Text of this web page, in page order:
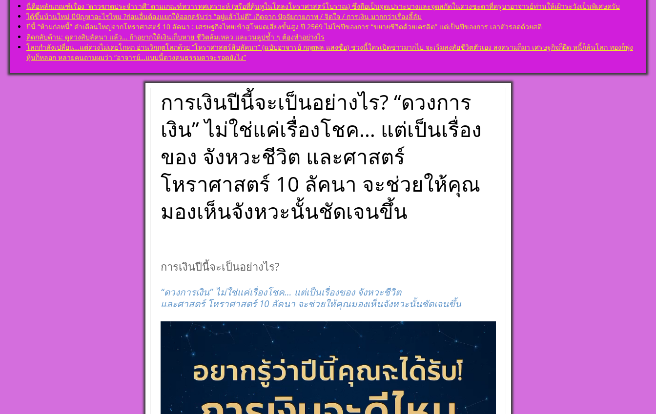
โ ห ร า ส า ด (ฉบับ
เรียนรู้โดยไม่ต้องถาม)
โดย สอ้าน นาคเพชร
พูล(สีดิน) บทที่ ๙ ดวง
ปรเกษตร (หรือดวง
ประ)
โ ห ร า ส า ด (ฉบับ
เรียนรู้โดยไม่ต้องถาม)
โดย สอ้าน นาคเพชร
พูล(สีดิน) บทที่ ๑๐ ดวง
มหาอุจ
แก้ไขข้อบกพร่องในพื้น
ดวงชาตา
ตั้งชื่อมงคลคนเกิดวัน
พฤหัสบดี ตั้งชื่อดี เป็น
มงคล ชื่อมงคล ตั้งชื่อ
เลขศาสตร์ มหาทักษา
พลังดาวพระเคราะห์
ตั้งดวงถอดดาวด้วย
โหราศาตร์ ๑๐ ลัคนา
ออกมาเป็นจุดอ่อนจุด
แข็งแก้ไขข้อบกพร่อง
ในพื้นดวงชาตา
ตั้งชื่อมงคลคนเกิดวัน
ศุกร์ ตั้งชื่อดี เป็นมงคล
ชื่อมงคล ตั้งชื่อ เลข
ศาสตร์ มหาทักษา พลัง
ดาวพระเคราะห์ ตั้ง
ดวงถอดดาวด้วยโหรา
ศาตร์ ๑๐ ลัคนา ออกมา
เป็นจุดอ่อนจุดแข็ง
แก้ไขข้อบกพร่องในพื้น
ตั้งชื่อมงคลคนเกิดวัน
ดวงถอดดาวด้วยโหรา
ศาตร์ ๑๐ ลัคนา ออกมา
แก้ไขข้อบกพร่องในพื้น
ดวงชาตา
ตั้งชื่อมงคลคนเกิดวัน
มงคล ชื่อมงคล ตั้งชื่อ
เลขศาสตร์ มหาทักษา
พลังดาวพระเคราะห์
ตั้งดวงถอดดาวด้วย
โหราศาตร์ ๑๐ ลัคนา
ออกมาเป็นจุดอ่อนจุด
แข็งแก้ไขข้อบกพร่อง
ในพื้นดวงชาตา
นี่คือหลักเกณฑ์เรื่อง “ดาวฆาตประจำราศี” ตามเกณฑ์ทวารทศเคราะห์ (หรือที่คุ้นหูในโคลงโหราศาสตร์โบราณ) ซึ่งถือเป็นจุดเปราะบางและจุดสกัดในดวงชะตาที่ครูบาอาจารย์ท่านให้เฝ้าระวังเป็นพิเศษครับ
ได้ขึ้นบ้านใหม่ มีปัญหาอะไรไหม ?ก่อนอื่นต้องแยกให้ออกครับว่า “อยู่แล้วไม่ดี” เกิดจาก ปัจจัยกายภาพ / จิตใจ / การเงิน มากกว่าเรื่องลี้ลับ
ปีนี้ “ห้ามก่อหนี้” คำเตือนใหญ่จากโหราศาสตร์ 10 ลัคนา : เศรษฐกิจไทยเข้าสู่โหมดเสี่ยงขั้นสูง ปี 2569 ไม่ใช่ปีของการ “ขยายชีวิตด้วยเครดิต” แต่เป็นปีของการ เอาตัวรอดด้วยสติ
คิดกลับด้าน: ดูดวงสิบลัคนา แล้ว… ถ้าอยากให้เงินเก็บหาย ชีวิตล้มเหลว และวนลูปซ้ำ ๆ ต้องทำอย่างไร
โลกกำลังเปลี่ยน…แต่ดวงไม่เคยโกหก อ่านวิกฤตโลกด้วย “โหราศาสตร์สิบลัคนา” (ฉบับอาจารย์ กฤตพล แสงซื่อ) ช่วงนี้ใครเปิดข่าวมากไป จะเริ่มสงสัยชีวิตตัวเอง สงครามก็มา เศรษฐกิจก็ฝืด หนี้ก็ล้นโลก ทองก็พุ่ง
หุ้นก็หลอก หลายคนถามผมว่า “อาจารย์…แบบนี้ดวงคนธรรมดาจะรอดยังไง”
การเงินปีนี้จะเป็นอย่างไร? “ดวงการ
เงิน” ไม่ใช่แค่เรื่องโชค… แต่เป็นเรื่อง
ของ จังหวะชีวิต และศาสตร์
โหราศาสตร์ 10 ลัคนา จะช่วยให้คุณ
มองเห็นจังหวะนั้นชัดเจนขึ้น
การเงินปีนี้จะเป็นอย่างไร?
“ดวงการเงิน” ไม่ใช่แค่เรื่องโชค… แต่เป็นเรื่องของ จังหวะชีวิต
และศาสตร์ โหราศาสตร์ 10 ลัคนา จะช่วยให้คุณมองเห็นจังหวะนั้นชัดเจนขึ้น